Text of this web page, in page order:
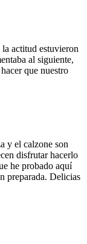
actitud estuvieron
al siguiente,
que nuestro
y el calzone son
disfrutar hacerlo
he probado aquí
preparada. Delicias